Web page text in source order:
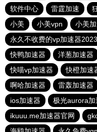
软件中心
雷霆加速
小美
小美vpn 小美
永久不收费的vp加速器2023
快鸭加速器
洋葱加速器
快喵vp加速器
快橙加速
啊哈加速器
雷轰加速器
ios加速器
极光aurora加
ikuuu.me加速器官网